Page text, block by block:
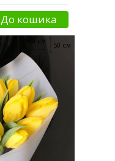
До кошика
50 см
20 см